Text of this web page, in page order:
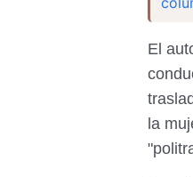
El
la